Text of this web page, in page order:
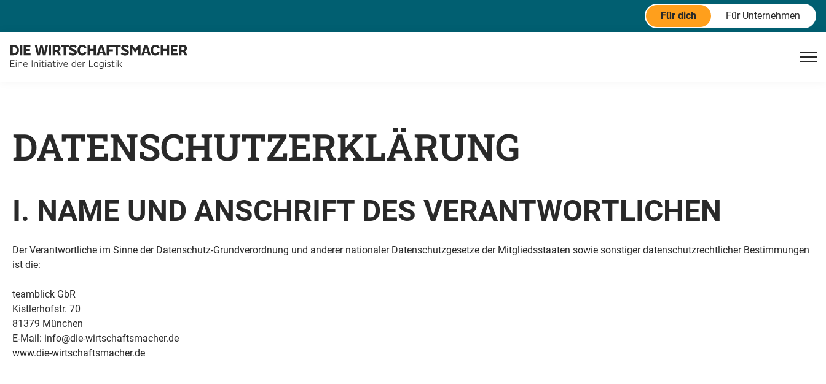
Für dich Für Unternehmen
DATENSCHUTZERKLÄRUNG
I. NAME UND ANSCHRIFT DES VERANTWORTLICHEN
Der Verantwortliche im Sinne der Datenschutz-Grundverordnung und anderer nationaler Datenschutzgesetze der Mitgliedsstaaten sowie sonstiger datenschutzrechtlicher Bestimmungen
ist die:
teamblick GbR
Kistlerhofstr. 70
81379 München
E-Mail: info@die-wirtschaftsmacher.de
www.die-wirtschaftsmacher.de